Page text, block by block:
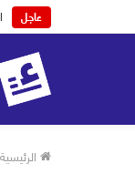
عاجل
الرئيسية